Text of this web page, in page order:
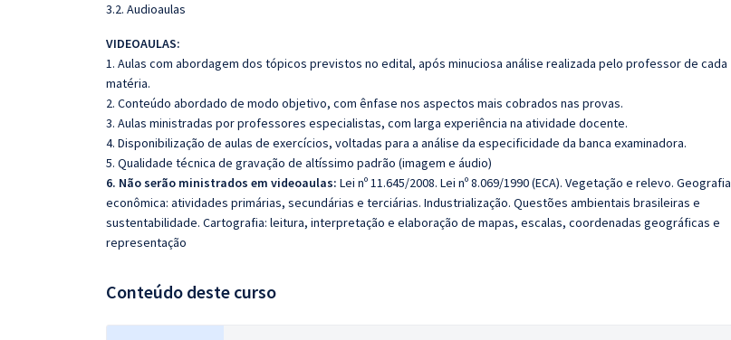
3.2. Audioaulas
VIDEOAULAS:
1. Aulas com abordagem dos tópicos previstos no edital, após minuciosa análise realizada pelo professor de cada
matéria.
2. Conteúdo abordado de modo objetivo, com ênfase nos aspectos mais cobrados nas provas.
3. Aulas ministradas por professores especialistas, com larga experiência na atividade docente.
4. Disponibilização de aulas de exercícios, voltadas para a análise da especificidade da banca examinadora.
5. Qualidade técnica de gravação de altíssimo padrão (imagem e áudio)
6. Não serão ministrados em videoaulas: Lei nº 11.645/2008. Lei nº 8.069/1990 (ECA). Vegetação e relevo. Geografia
econômica: atividades primárias, secundárias e terciárias. Industrialização. Questões ambientais brasileiras e
sustentabilidade. Cartografia: leitura, interpretação e elaboração de mapas, escalas, coordenadas geográficas e
representação
Conteúdo deste curso